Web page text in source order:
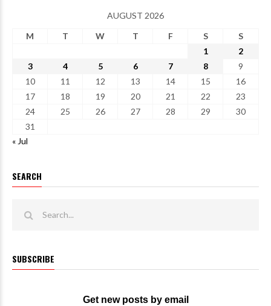
AUGUST 2026
M
T W T F S
S
1
2
3
4 5 6 7 8
9
10
11 12 13 14 15
16
17
18 19 20 21 22
23
24
25 26 27 28 29
30
31
« Jul
SEARCH
SUBSCRIBE
Get new posts by email